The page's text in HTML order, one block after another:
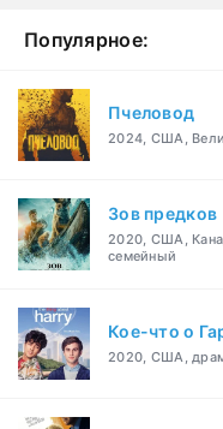
Популярное:
Пчеловод
2024, США,
Зов предков
2020, США,
семейный
Кое-что о
2020, США,